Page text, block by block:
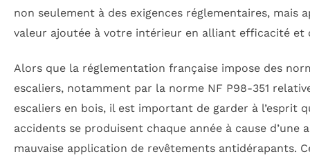
non seulement à des exigences réglementaires, mais
valeur ajoutée à votre intérieur en alliant efficacité et
Alors que la réglementation française impose des
escaliers, notamment par la norme NF P98-351
escaliers en bois, il est important de garder à l’esprit
accidents se produisent chaque année à cause d’une
mauvaise application de revêtements antidérapants.